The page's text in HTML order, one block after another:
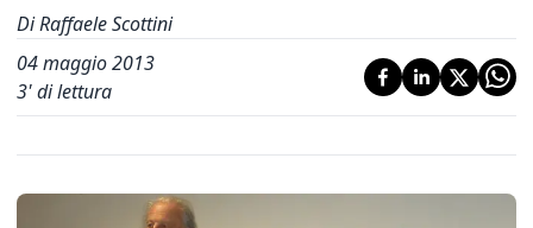
Di Raffaele Scottini
04 maggio 2013
3' di lettura